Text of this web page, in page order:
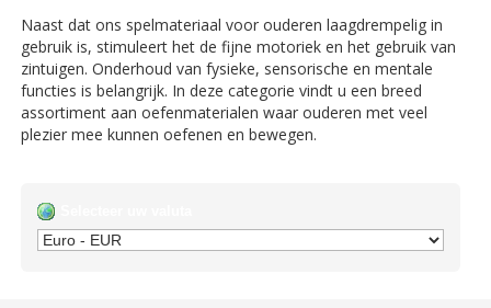
Naast dat ons spelmateriaal voor ouderen laagdrempelig in
gebruik is, stimuleert het de fijne motoriek en het gebruik van
zintuigen. Onderhoud van fysieke, sensorische en mentale
functies is belangrijk. In deze categorie vindt u een breed
assortiment aan oefenmaterialen waar ouderen met veel
plezier mee kunnen oefenen en bewegen.